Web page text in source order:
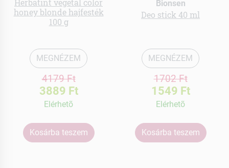
honey blonde hajfesték
100 g
MEGNÉZEM
4179 Ft
3889 Ft
Elérhetõ
Kosárba teszem
Bionsen
Deo stick 40 ml
MEGNÉZEM
1702 Ft
1549 Ft
Elérhetõ
Kosárba teszem